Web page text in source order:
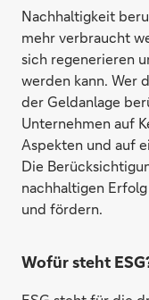
Nachhaltigkeit
mehr verbraucht
sich regenerieren
werden kann. Wer
der Geldanlage
Unternehmen auf
Aspekten und auf
Die
nachhaltigen
und fördern.
Wofür steht